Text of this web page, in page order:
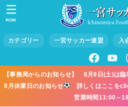
カテゴリー 一宮サッカー連盟 入
MENU
【事務局からのお知らせ】 8月8日(土)は臨
8月休業日のお知らせ
詳しくはここ
営業時間13:00